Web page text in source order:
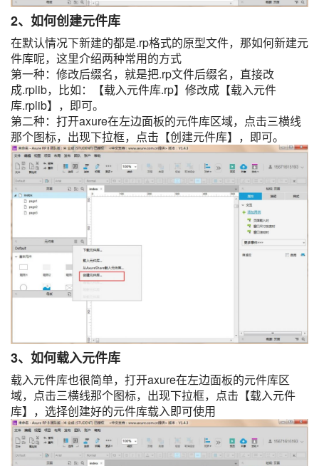
2、如何创建元件库
在默认情况下新建的都是.rp格式的原型文件，那如何新建元
件库呢，这里介绍两种常用的方式
第一种：修改后缀名，就是把.rp文件后缀名，直接改
成.rplib，比如：【载入元件库.rp】修改成【载入元件
库.rplib】，即可。
第二种：打开axure在左边面板的元件库区域，点击三横线
那个图标，出现下拉框，点击【创建元件库】，即可。
3、如何载入元件库
载入元件库也很简单，打开axure在左边面板的元件库区
域，点击三横线那个图标，出现下拉框，点击【载入元件
库】，选择创建好的元件库载入即可使用